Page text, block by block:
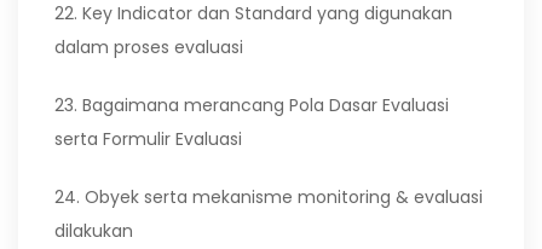
22. Key Indicator dan Standard yang digunakan
dalam proses evaluasi
23. Bagaimana merancang Pola Dasar Evaluasi
serta Formulir Evaluasi
24. Obyek serta mekanisme monitoring & evaluasi
dilakukan